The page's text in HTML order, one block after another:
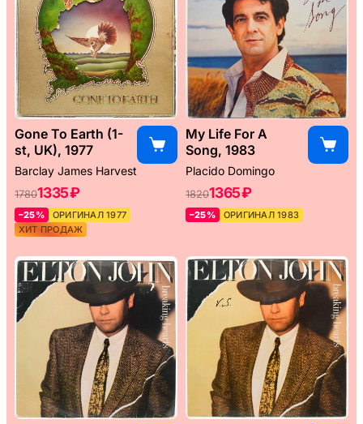
Gone To Earth (1-
st, UK), 1977
Barclay James Harvest
17801335 ₽
–25%
ОРИГИНАЛ 1977
ХИТ ПРОДАЖ
My Life For A
Song, 1983
Placido Domingo
18201365 ₽
–25% ОРИГИНАЛ 1983